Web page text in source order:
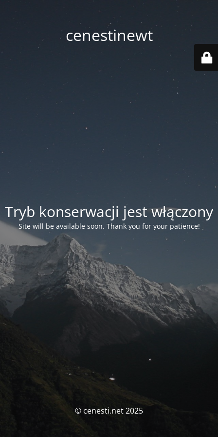
cenestinewt
Tryb konserwacji jest włączony
Site will be available soon. Thank you for your patience!
© cenesti.net 2025